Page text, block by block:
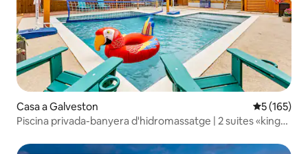
Casa a Galveston 5 de
5 (165)
Piscina privada-banyera d'hidromassatge | 2 suites «king